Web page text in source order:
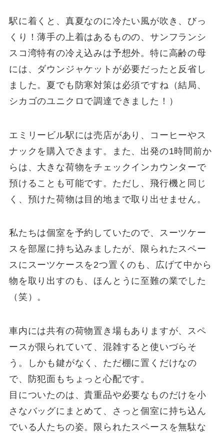
駅に着くと、真夏なのに冷たい風が吹き、びっ
くり！薄手の上着はあるものの、サンフランシ
スコ湾特有の冷え込みは予想外。特に高齢の母
には、ダウンジャケットが必要だったと反省し
ました。夏でも防寒対策は必須ですね（結局、
シカゴのユニクロで調達できました！）
エミリービル駅には売店があり、コーヒーやス
ナックを購入できます。また、出発の1時間前か
らは、大きな荷物をチェックインカウンターで
預けることも可能です。ただし、飛行機と同じ
く、預けた荷物は目的地まで取り出せません。
私たちは個室を予約していたので、スーツケー
スを部屋に持ち込みましたが、限られたスペー
スにスーツケースを2つ置くのも、広げて中から
物を取り出すのも、ほんとうに至難の業でした
（笑）。
車内には共有の荷物置き場もありますが、スペ
ースが限られていて、混雑すると使いづらそ
う。しかも鍵がなく、ただ棚に置くだけなの
で、防犯面もちょっと心配です。
目についたのは、貴重品や必要なものだけを小
さなバッグにまとめて、さっと個室に持ち込ん
でいる人たちの姿。限られたスペースを無駄な